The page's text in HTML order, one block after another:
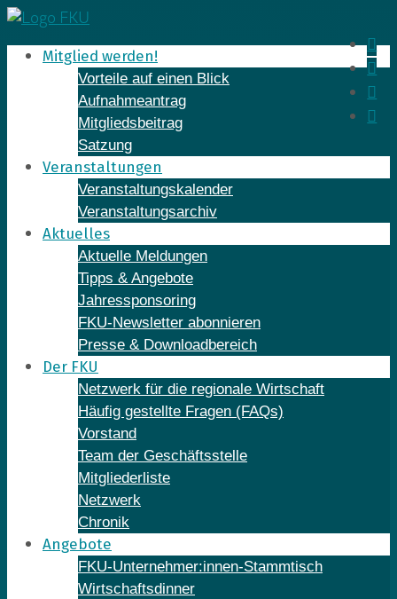
Skip
to
contentMitglied werden!
Vorteile auf einen Blick
Aufnahmeantrag
Mitgliedsbeitrag
Satzung
Veranstaltungen
Veranstaltungskalender
Veranstaltungsarchiv
Aktuelles
Aktuelle Meldungen
Tipps & Angebote
Jahressponsoring
FKU-Newsletter abonnieren
Presse & Downloadbereich
Der FKU
Netzwerk für die regionale Wirtschaft
Häufig gestellte Fragen (FAQs)
Vorstand
Team der Geschäftsstelle
Mitgliederliste
Netzwerk
Chronik
Angebote
FKU-Unternehmer:innen-Stammtisch
Wirtschaftsdinner